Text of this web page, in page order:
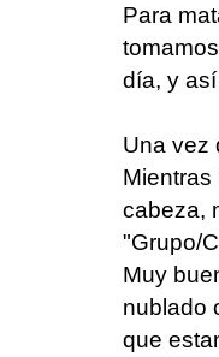
Para
día, y
Una vez
cabeza,
"Grupo/
Muy
nublado
que